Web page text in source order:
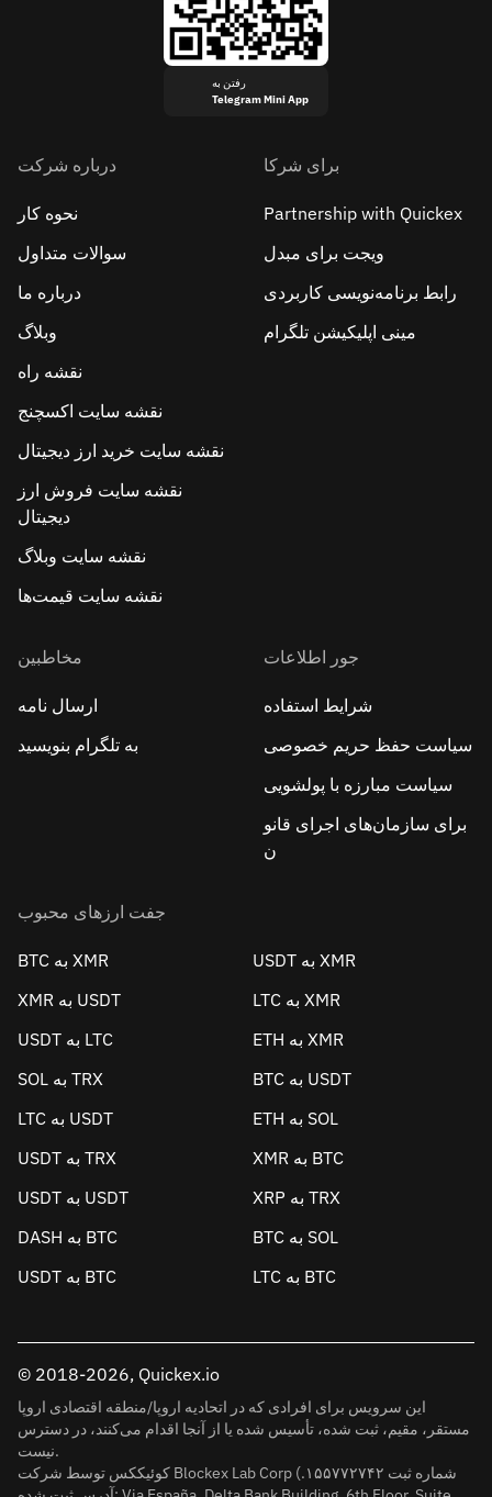
رفتن به
Telegram Mini App
درباره شرکت
نحوه کار
سوالات متداول
درباره ما
وبلاگ
نقشه راه
نقشه سایت اکسچنج
نقشه سایت خرید ارز دیجیتال
نقشه سایت فروش ارز
دیجیتال
نقشه سایت وبلاگ
نقشه سایت قیمت‌ها
برای شرکا
Partnership with Quickex
ویجت برای مبدل
رابط برنامه‌نویسی کاربردی
مینی اپلیکیشن تلگرام
مخاطبین
ارسال نامه
به تلگرام بنویسید
جور اطلاعات
شرایط استفاده
سیاست حفظ حریم خصوصی
سیاست مبارزه با پولشویی
برای سازمان‌های اجرای قانو
ن
جفت ارزهای محبوب
BTC به XMR
USDT به XMR
XMR به USDT
LTC به XMR
USDT به LTC
ETH به XMR
SOL به TRX
BTC به USDT
LTC به USDT
ETH به SOL
USDT به TRX
XMR به BTC
USDT به USDT
XRP به TRX
DASH به BTC
BTC به SOL
USDT به BTC
LTC به BTC
© 2018-2026, Quickex.io
این سرویس برای افرادی که در اتحادیه اروپا/منطقه اقتصادی اروپا
مستقر، مقیم، ثبت شده، تأسیس شده یا از آنجا اقدام می‌کنند، در دسترس
نیست.
کوئیککس توسط شرکت Blockex Lab Corp (شماره ثبت ۱۵۵۷۷۲۷۴۲.